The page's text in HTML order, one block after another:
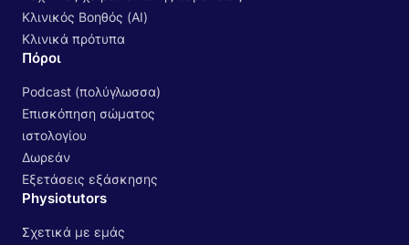
Κλινικός Βοηθός (AI)
Κλινικά πρότυπα
Πόροι
Podcast (πολύγλωσσα)
Επισκόπηση σώματος
ιστολογίου
Δωρεάν
Εξετάσεις εξάσκησης
Physiotutors
Σχετικά με εμάς